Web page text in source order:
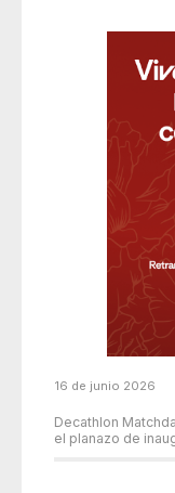
16 de junio 2026
Decathlon
el planazo de